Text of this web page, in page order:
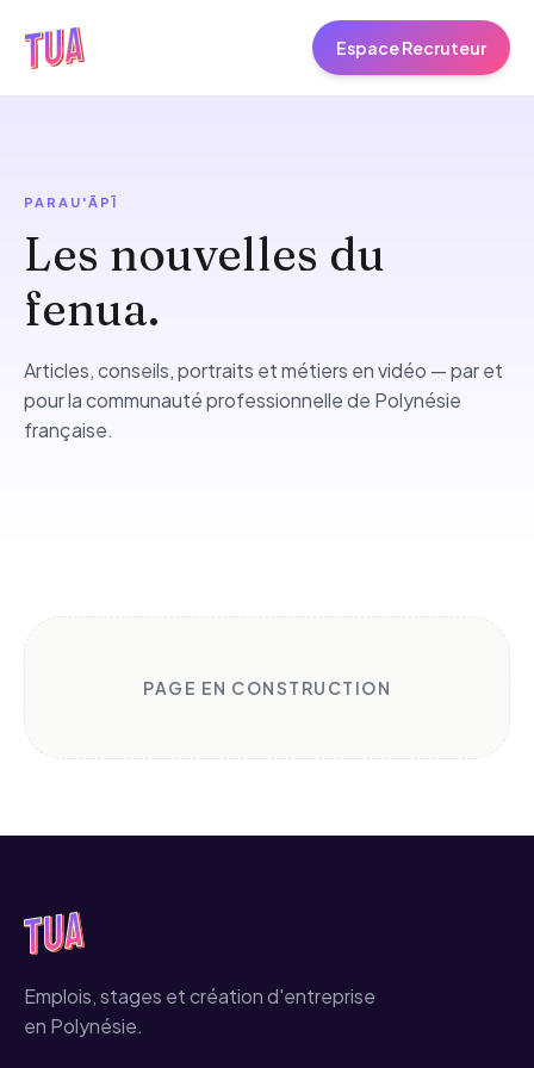
Espace Recruteur
PARAU'ĀPĪ
Les nouvelles du
fenua.
Articles, conseils, portraits et métiers en vidéo — par et
pour la communauté professionnelle de Polynésie
française.
PAGE EN CONSTRUCTION
Emplois, stages et création d'entreprise
en Polynésie.